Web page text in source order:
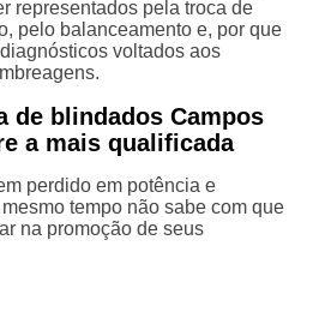
representados pela troca de
pelo balanceamento e, por que
voltados aos
de blindados Campos
a mais qualificada
perdido em potência e
tempo não sabe com que
na promoção de seus